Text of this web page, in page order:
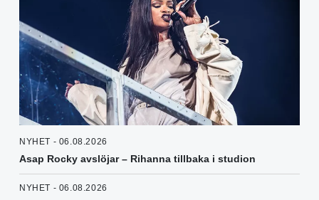
NYHET - 06.08.2026
Asap Rocky avslöjar – Rihanna tillbaka i studion
NYHET - 06.08.2026